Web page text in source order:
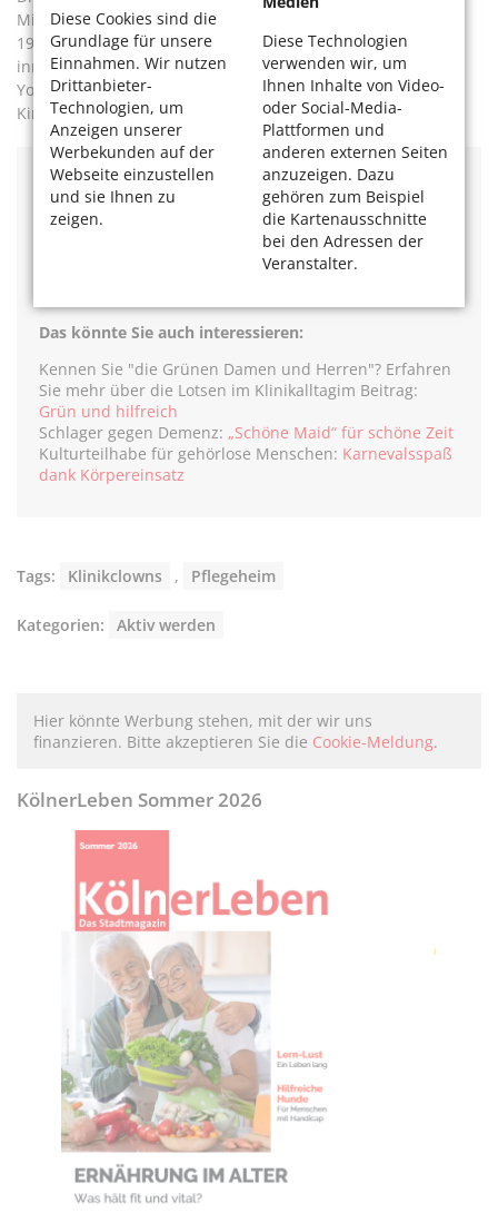
Diese Cookies sind die
Grundlage für unsere
Einnahmen. Wir nutzen
Drittanbieter-
Technologien, um
Anzeigen unserer
Werbekunden auf der
Webseite einzustellen
und sie Ihnen zu
zeigen.
Diese Technologien
verwenden wir, um
Ihnen Inhalte von Video-
oder Social-Media-
Plattformen und
anderen externen Seiten
anzuzeigen. Dazu
gehören zum Beispiel
die Kartenausschnitte
bei den Adressen der
Veranstalter.
Michael Christensen, selbst Clown und Artist, entwickelte
1986 das „clown doctoring“ und gründete eine Organisation
innerhalb des Big Apple Circus, die auf Anfrage eines New
Yorker Krankenhauses erstmals regelmäßig Clowns in
Kinderkliniken schickte.
Kölner Klinikclowns e. V.
Deutz-Mülheimer Str. 173
51063 Köl,
kontakt@koelner-klinikclowns.de
Das könnte Sie auch interessieren:
Kennen Sie "die Grünen Damen und Herren"? Erfahren
Sie mehr über die Lotsen im Klinikalltagim Beitrag:
Grün und hilfreich
Schlager gegen Demenz: „Schöne Maid“ für schöne Zeit
Kulturteilhabe für gehörlose Menschen: Karnevalsspaß
dank Körpereinsatz
Tags: Klinikclowns , Pflegeheim
Kategorien: Aktiv werden
Hier könnte Werbung stehen, mit der wir uns
finanzieren. Bitte akzeptieren Sie die Cookie-Meldung.
KölnerLeben Sommer 2026